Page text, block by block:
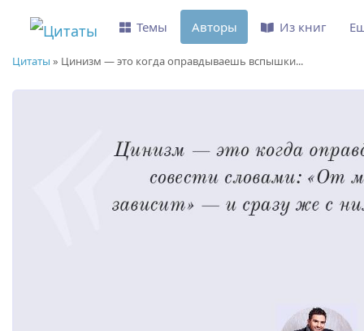
Цитаты » Цинизм — это когда оправдываешь вспышки...
Темы Авторы Из книг